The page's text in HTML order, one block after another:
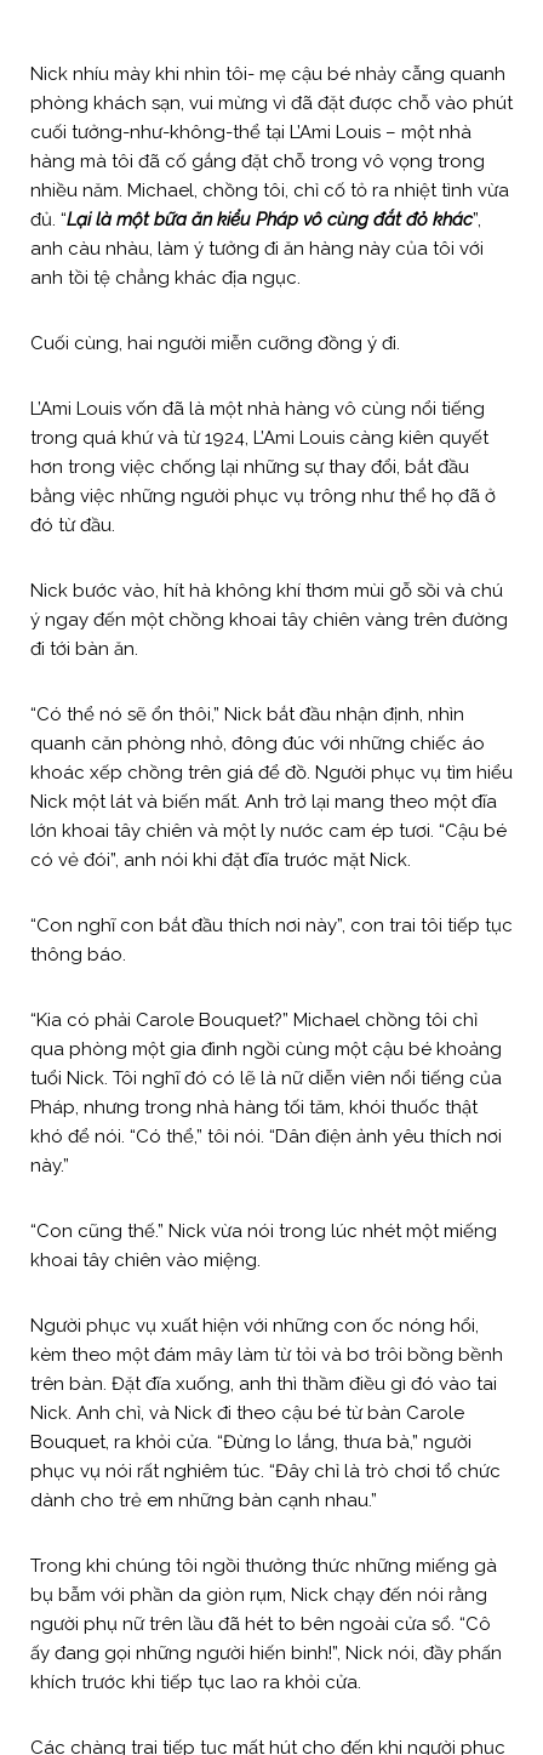
Nick nhíu mày khi nhìn tôi- mẹ cậu bé nhảy cẫng quanh
phòng khách sạn, vui mừng vì đã đặt được chỗ vào phút
cuối tưởng-như-không-thể tại L’Ami Louis – một nhà
hàng mà tôi đã cố gắng đặt chỗ trong vô vọng trong
nhiều năm. Michael, chồng tôi, chỉ cố tỏ ra nhiệt tình vừa
đủ. “Lại là một bữa ăn kiểu Pháp vô cùng đắt đỏ khác”,
anh càu nhàu, làm ý tưởng đi ăn hàng này của tôi với
anh tồi tệ chẳng khác địa ngục.
Cuối cùng, hai người miễn cưỡng đồng ý đi.
L’Ami Louis vốn đã là một nhà hàng vô cùng nổi tiếng
trong quá khứ và từ 1924, L’Ami Louis càng kiên quyết
hơn trong việc chống lại những sự thay đổi, bắt đầu
bằng việc những người phục vụ trông như thể họ đã ở
đó từ đầu.
Nick bước vào, hít hà không khí thơm mùi gỗ sồi và chú
ý ngay đến một chồng khoai tây chiên vàng trên đường
đi tới bàn ăn.
“Có thể nó sẽ ổn thôi,” Nick bắt đầu nhận định, nhìn
quanh căn phòng nhỏ, đông đúc với những chiếc áo
khoác xếp chồng trên giá để đồ. Người phục vụ tìm hiểu
Nick một lát và biến mất. Anh trở lại mang theo một đĩa
lớn khoai tây chiên và một ly nước cam ép tươi. “Cậu bé
có vẻ đói”, anh nói khi đặt đĩa trước mặt Nick.
“Con nghĩ con bắt đầu thích nơi này”, con trai tôi tiếp tục
thông báo.
“Kia có phải Carole Bouquet?” Michael chồng tôi chỉ
qua phòng một gia đình ngồi cùng một cậu bé khoảng
tuổi Nick. Tôi nghĩ đó có lẽ là nữ diễn viên nổi tiếng của
Pháp, nhưng trong nhà hàng tối tăm, khói thuốc thật
khó để nói. “Có thể,” tôi nói. “Dân điện ảnh yêu thích nơi
này.”
“Con cũng thế.” Nick vừa nói trong lúc nhét một miếng
khoai tây chiên vào miệng.
Người phục vụ xuất hiện với những con ốc nóng hổi, ​​
kèm theo một đám mây làm từ tỏi và bơ trôi bồng bềnh
trên bàn. Đặt đĩa xuống, anh thì thầm điều gì đó vào tai
Nick. Anh chỉ, và Nick đi theo cậu bé từ bàn Carole
Bouquet, ra khỏi cửa. “Đừng lo lắng, thưa bà,” người
phục vụ nói rất nghiêm túc. “Đây chỉ là trò chơi tổ chức
dành cho trẻ em những bàn cạnh nhau.”
Trong khi chúng tôi ngồi thưởng thức những miếng gà
bụ bẫm với phần da giòn rụm, Nick chạy đến nói rằng
người phụ nữ trên lầu đã hét to bên ngoài cửa sổ. “Cô
ấy đang gọi những người hiến binh!”, Nick nói, đầy phấn
khích trước khi tiếp tục lao ra khỏi cửa.
Các chàng trai tiếp tục mất hút cho đến khi người phục